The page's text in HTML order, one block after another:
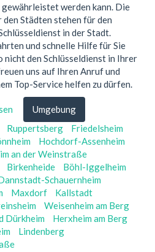
werden kann. Die
Städten stehen für den
in der Stadt.
und schnelle Hilfe für Sie
nicht den Schlüsseldienst in Ihrer
uns auf Ihren Anruf und
Top-Service helfen zu dürfen.
Umgebung
Ruppertsberg
Friedelsheim
Hochdorf-Assenheim
an der Weinstraße
Birkenheide
Böhl-Iggelheim
Schauernheim
Maxdorf
Kallstadt
Weisenheim am Berg
Dürkheim
Herxheim am Berg
Lindenberg